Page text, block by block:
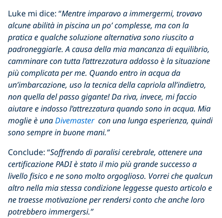
Luke mi dice: “Mentre imparavo a immergermi, trovavo
alcune abilità in piscina un po’ complesse, ma con la
pratica e qualche soluzione alternativa sono riuscito a
padroneggiarle. A causa della mia mancanza di equilibrio,
camminare con tutta l’attrezzatura addosso è la situazione
più complicata per me. Quando entro in acqua da
un’imbarcazione, uso la tecnica della capriola all’indietro,
non quella del passo gigante! Da riva, invece, mi faccio
aiutare e indosso l’attrezzatura quando sono in acqua. Mia
moglie è unaDivemastercon una lunga esperienza, quindi
sono sempre in buone mani.”
Conclude: “Soffrendo di paralisi cerebrale, ottenere una
certificazione PADI è stato il mio più grande successo a
livello fisico e ne sono molto orgoglioso. Vorrei che qualcun
altro nella mia stessa condizione leggesse questo articolo e
ne traesse motivazione per rendersi conto che anche loro
potrebbero immergersi.”